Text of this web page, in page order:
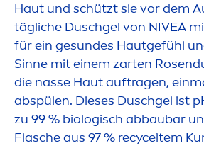
Haut und schützt sie vor dem
tägliche Duschgel von NIVEA
für ein gesundes Hautgefühl
Sinne mit einem zarten Rose
die nasse Haut auftragen,
abspülen. Dieses Duschgel ist
zu 99 % biologisch abbaubar
Flasche aus 97 % recyceltem